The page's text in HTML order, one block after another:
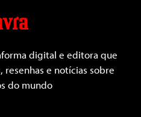
digital e editora que
e notícias sobre
do mundo